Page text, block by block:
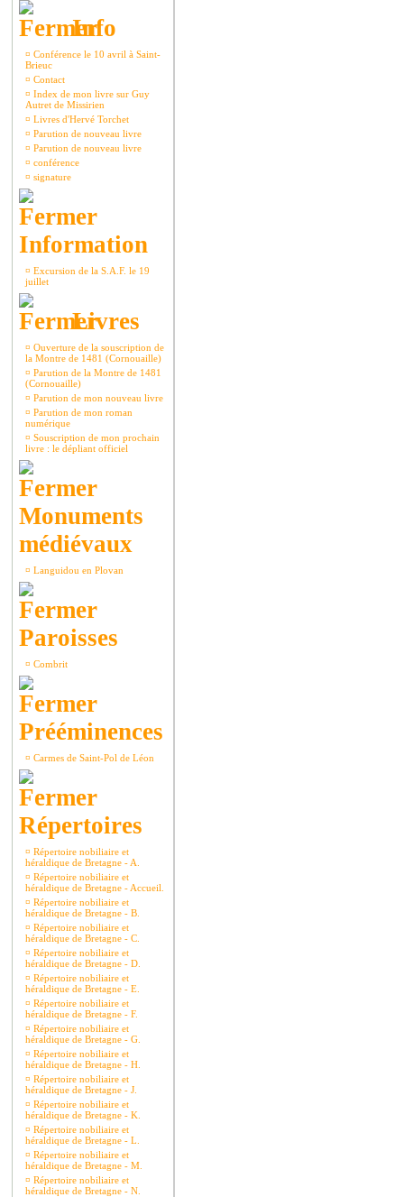
Info
¤ Conférence le 10 avril à Saint-
Brieuc
¤ Contact
¤ Index de mon livre sur Guy
Autret de Missirien
¤ Livres d'Hervé Torchet
¤ Parution de nouveau livre
¤ Parution de nouveau livre
¤ conférence
¤ signature
Information
¤ Excursion de la S.A.F. le 19
juillet
Livres
¤ Ouverture de la souscription de
la Montre de 1481 (Cornouaille)
¤ Parution de la Montre de 1481
(Cornouaille)
¤ Parution de mon nouveau livre
¤ Parution de mon roman
numérique
¤ Souscription de mon prochain
livre : le dépliant officiel
Monuments
médiévaux
¤ Languidou en Plovan
Paroisses
¤ Combrit
Prééminences
¤ Carmes de Saint-Pol de Léon
Répertoires
¤ Répertoire nobiliaire et
héraldique de Bretagne - A.
¤ Répertoire nobiliaire et
héraldique de Bretagne - Accueil.
¤ Répertoire nobiliaire et
héraldique de Bretagne - B.
¤ Répertoire nobiliaire et
héraldique de Bretagne - C.
¤ Répertoire nobiliaire et
héraldique de Bretagne - D.
¤ Répertoire nobiliaire et
héraldique de Bretagne - E.
¤ Répertoire nobiliaire et
héraldique de Bretagne - F.
¤ Répertoire nobiliaire et
héraldique de Bretagne - G.
¤ Répertoire nobiliaire et
héraldique de Bretagne - H.
¤ Répertoire nobiliaire et
héraldique de Bretagne - J.
¤ Répertoire nobiliaire et
héraldique de Bretagne - K.
¤ Répertoire nobiliaire et
héraldique de Bretagne - L.
¤ Répertoire nobiliaire et
héraldique de Bretagne - M.
¤ Répertoire nobiliaire et
héraldique de Bretagne - N.